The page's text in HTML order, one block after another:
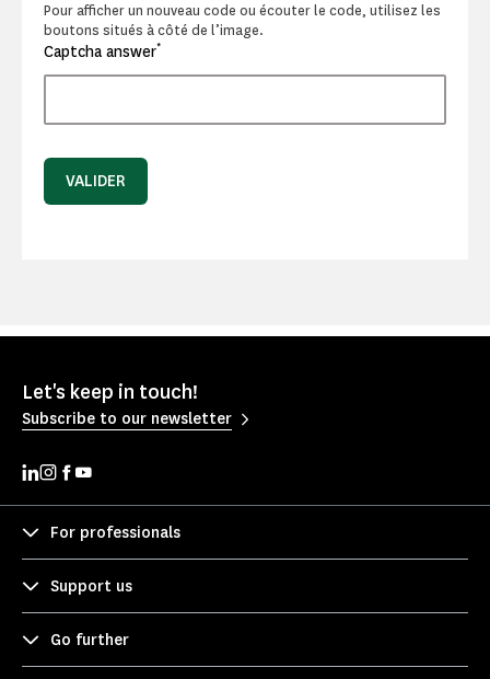
Pour afficher un nouveau code ou écouter le code, utilisez les
boutons situés à côté de l’image.
Captcha answer*
VALIDER
Let's keep in touch!
Subscribe to our newsletter
For professionals
Support us
Go further